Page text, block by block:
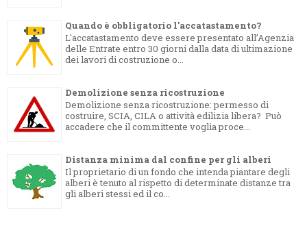
Quando è obbligatorio l'accatastamento?
L'accatastamento deve essere presentato all’Agenzia
delle Entrate entro 30 giorni dalla data di ultimazione
dei lavori di costruzione o...
Demolizione senza ricostruzione
Demolizione senza ricostruzione: permesso di
costruire, SCIA, CILA o attività edilizia libera? Può
accadere che il committente voglia proce...
Distanza minima dal confine per gli alberi
Il proprietario di un fondo che intenda piantare degli
alberi è tenuto al rispetto di determinate distanze tra
gli alberi stessi ed il co...